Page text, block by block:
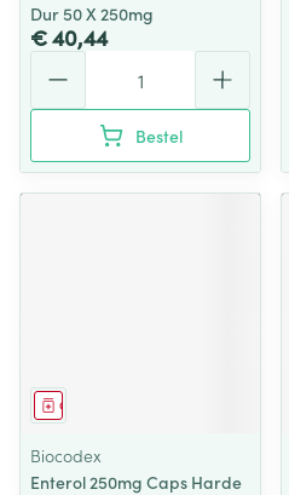
Dur 50 X 250mg
€ 40,44
Bestel
Geneesmiddel
Biocodex
Enterol 250mg Caps Harde